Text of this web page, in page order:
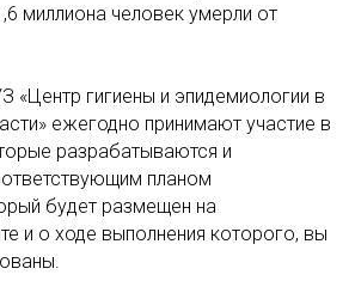
миллиона человек умерли от
«Центр гигиены и эпидемиологии в
ежегодно принимают участие в
разрабатываются и
планом
будет размещен на
и о ходе выполнения которого, вы